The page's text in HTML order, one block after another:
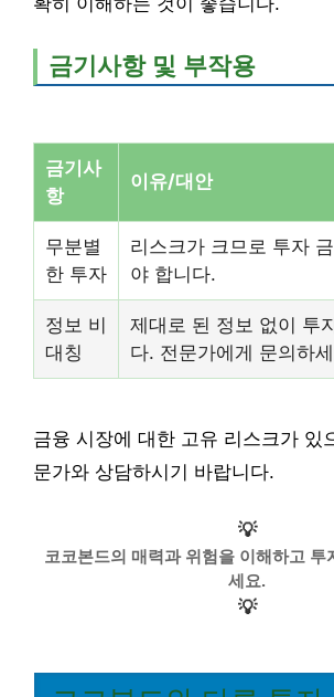
금기사항 및 부작용
금기사
항
이유/대안
무분별
한 투자
리스크가 크므로 투자
야 합니다.
정보 비
대칭
제대로 된 정보 없이 투
다. 전문가에게 문의하
금융 시장에 대한 고유 리스크가 있
문가와 상담하시기 바랍니다.
💡
코코본드의 매력과 위험을 이해하고 투
세요.
💡